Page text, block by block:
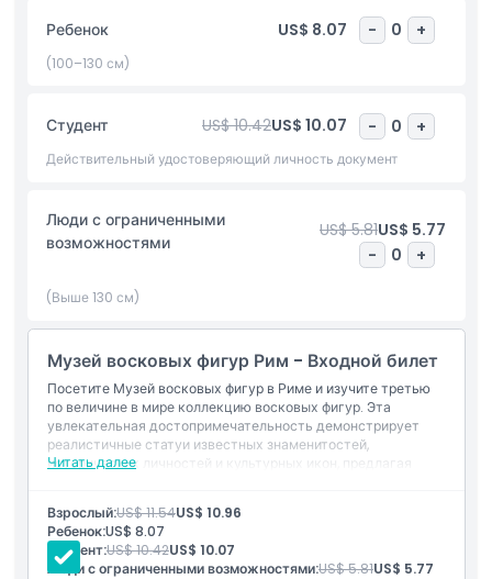
Риме. Музей также предлагает тематические комнаты и
интерактивные выставки, позволяя посетителям глубже
погрузиться в богатое наследие Италии. Забронируйте
упустите шанс посетить один из самых интересных и
семейных музеев Рима во время вашего итальянского
Основные моменты
Включено
Политика в отношении детей и взрослых
Часы работы
Политика отмены
Ребенок US$ 8.07 - 0 +
(100–130 см)
Студент US$ 10.42US$ 10.07 - 0 +
Действительный удостоверяющий личность документ
Люди с ограниченными
возможностями
US$ 5.81US$ 5.77
-
0 +
(Выше 130 см)
Музей восковых фигур Рим - Входной билет
Посетите Музей восковых фигур в Риме и изучите третью
по величине в мире коллекцию восковых фигур. Эта
увлекательная достопримечательность демонстрирует
реалистичные статуи известных знаменитостей,
исторических личностей и культурных икон, предлагая
Читать далее
Взрослый:US$ 11.54US$ 10.96
Ребенок:US$ 8.07
Студент:US$ 10.42US$ 10.07
Люди с ограниченными возможностями:US$ 5.81US$ 5.77